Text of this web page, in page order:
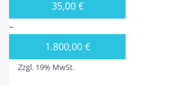
3ECK-PYLONE
DREIECK-PYLONE B 100CM
DREIECK PYLONE B125CM
35,00€
–
1.800,00€
Zzgl. 19% MwSt.